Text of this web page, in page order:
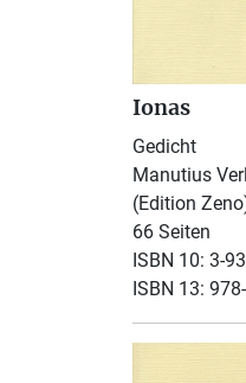
Ionas
Gedicht
Manutius
(Edition
66 Seiten
ISBN 10: 3-
ISBN 13: